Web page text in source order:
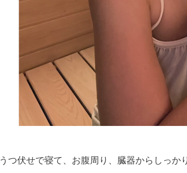
うつ伏せで寝て、お腹周り、臓器からしっ